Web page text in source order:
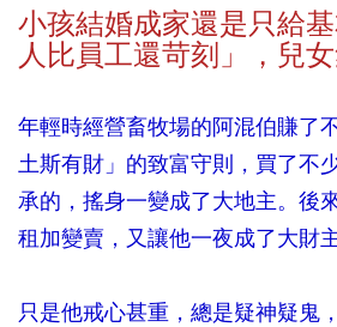
小孩結婚成家還是只給
人比員工還苛刻」， 兒
年輕時經營畜牧場的阿混伯賺了
土斯有財」的致富守則，買了不
承的，搖身一變成了大地主。後
租加變賣，又讓他一夜成了大財主
只是他戒心甚重，總是疑神疑鬼